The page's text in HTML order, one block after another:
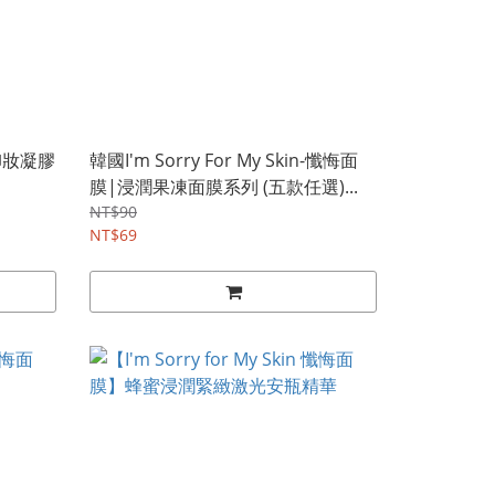
凝膠
韓國I'm Sorry For My Skin-懺悔面
膜|浸潤果凍面膜系列 (五款任選)...
NT$90
NT$69